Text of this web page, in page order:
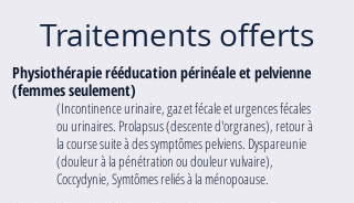
Traitements offerts
Physiothérapie rééducation périnéale et pelvienne
(femmes seulement)
(Incontinence urinaire, gaz et fécale et urgences fécales
ou urinaires. Prolapsus (descente d'orgranes), retour à
la course suite à des symptômes pelviens. Dyspareunie
(douleur à la pénétration ou douleur vulvaire),
Coccydynie, Symtômes reliés à la ménopoause.